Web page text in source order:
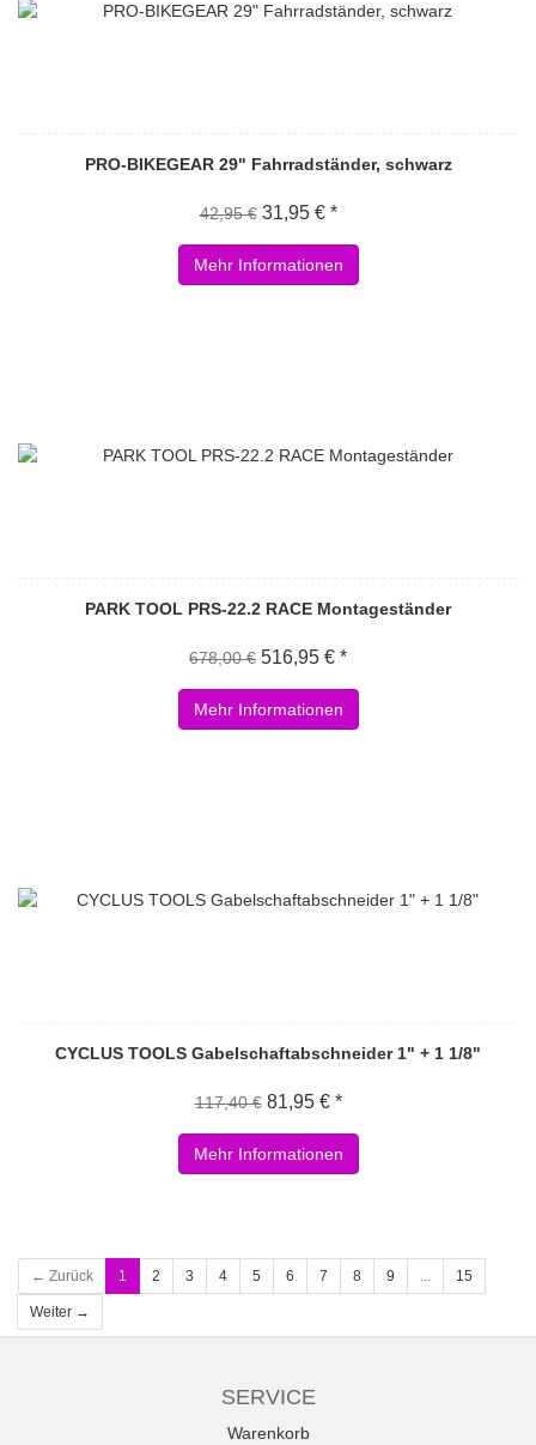
PRO-BIKEGEAR 29" Fahrradständer, schwarz
42,95 € 31,95 € *
Mehr Informationen
PARK TOOL PRS-22.2 RACE Montageständer
678,00 € 516,95 € *
Mehr Informationen
CYCLUS TOOLS Gabelschaftabschneider 1" + 1 1/8"
117,40 € 81,95 € *
Mehr Informationen
← Zurück 1 2 3 4 5 6 7 8 9 ... 15
Weiter →
SERVICE
Warenkorb